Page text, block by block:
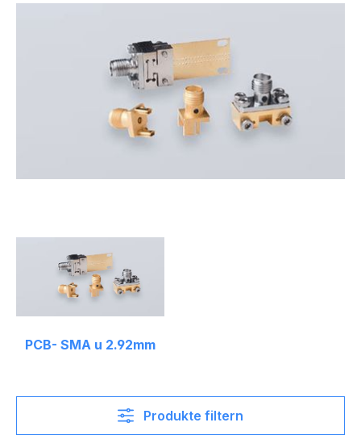
PCB- SMA u 2.92mm
Produkte filtern